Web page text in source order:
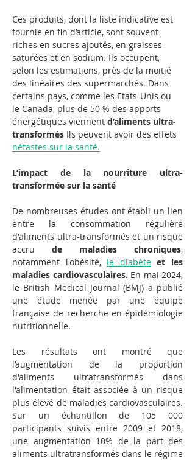
Ces produits, dont la liste indicative est
fournie en fin d’article, sont souvent
riches en sucres ajoutés, en graisses
saturées et en sodium. Ils occupent,
selon les estimations, près de la moitié
des linéaires des supermarchés. Dans
certains pays, comme les Etats-Unis ou
le Canada, plus de 50 % des apports
énergétiques viennent d’aliments ultra-
transformés Ils peuvent avoir des effets
néfastes sur la santé.
L’impact de la nourriture ultra-
transformée sur la santé
De nombreuses études ont établi un lien
entre la consommation régulière
d'aliments ultra-transformés et un risque
accru de maladies chroniques,
notamment l'obésité, le diabète et les
maladies cardiovasculaires. En mai 2024,
le British Medical Journal (BMJ) a publié
une étude menée par une équipe
française de recherche en épidémiologie
nutritionnelle.
Les résultats ont montré que
l’augmentation de la proportion
d'aliments ultratransformés dans
l'alimentation était associée à un risque
plus élevé de maladies cardiovasculaires.
Sur un échantillon de 105 000
participants suivis entre 2009 et 2018,
une augmentation 10% de la part des
aliments ultratransformés dans le régime